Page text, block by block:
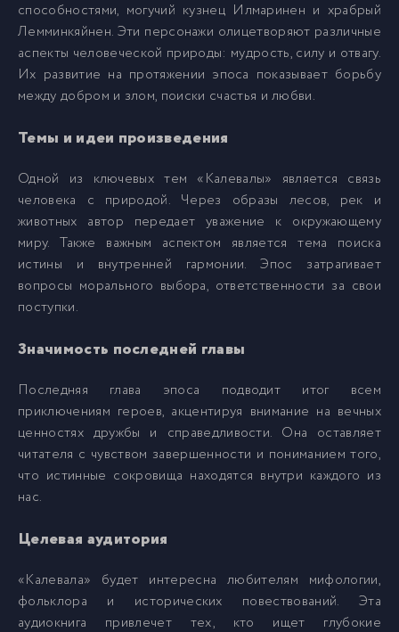
способностями, могучий кузнец Илмаринен и храбрый
Лемминкяйнен. Эти персонажи олицетворяют различные
аспекты человеческой природы: мудрость, силу и отвагу.
Их развитие на протяжении эпоса показывает борьбу
между добром и злом, поиски счастья и любви.
Темы и идеи произведения
Одной из ключевых тем «Калевалы» является связь
человека с природой. Через образы лесов, рек и
животных автор передает уважение к окружающему
миру. Также важным аспектом является тема поиска
истины и внутренней гармонии. Эпос затрагивает
вопросы морального выбора, ответственности за свои
поступки.
Значимость последней главы
Последняя глава эпоса подводит итог всем
приключениям героев, акцентируя внимание на вечных
ценностях дружбы и справедливости. Она оставляет
читателя с чувством завершенности и пониманием того,
что истинные сокровища находятся внутри каждого из
нас.
Целевая аудитория
«Калевала» будет интересна любителям мифологии,
фольклора и исторических повествований. Эта
аудиокнига привлечет тех, кто ищет глубокие